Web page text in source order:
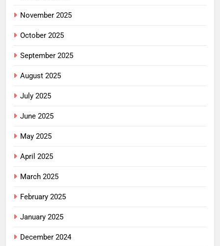
November 2025
October 2025
September 2025
August 2025
July 2025
June 2025
May 2025
April 2025
March 2025
February 2025
January 2025
December 2024